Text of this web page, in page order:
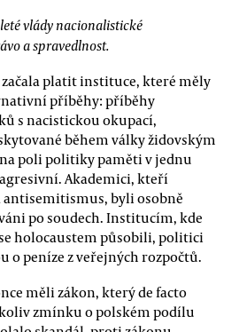
vlády nacionalistické
a spravedlnost.
platit instituce, které měly
příběhy: příběhy
s nacistickou okupací,
během války židovským
poli politiky paměti v jednu
Akademici, kteří
byli osobně
po soudech. Institucím, kde
holocaustem působili, politici
o peníze z veřejných rozpočtů.
měli zákon, který de facto
zmínku o polském podílu